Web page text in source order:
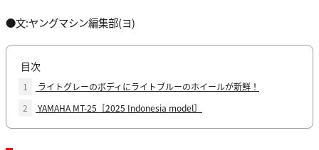
●文:ヤングマシン編集部(ヨ)
目次
1
ライトグレーのボディにライトブルーのホイールが新鮮！
2
YAMAHA MT-25［2025 Indonesia model］